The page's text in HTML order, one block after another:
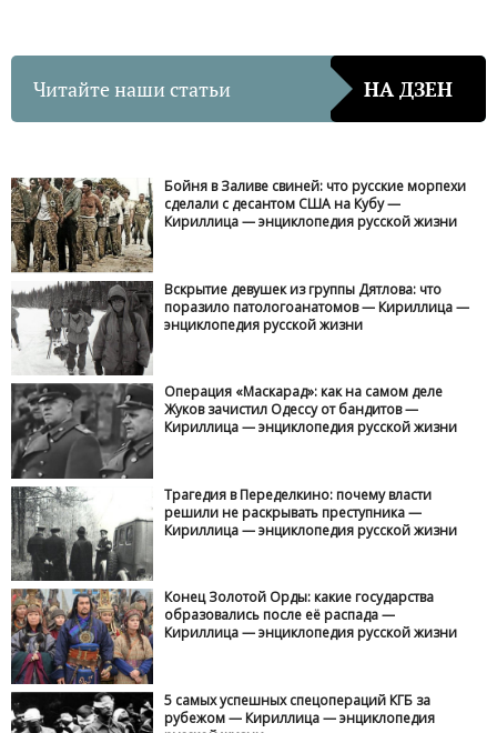
Читайте наши статьи НА ДЗЕН
Бойня в Заливе свиней: что русские морпехи
сделали с десантом США на Кубу —
Кириллица — энциклопедия русской жизни
Вскрытие девушек из группы Дятлова: что
поразило патологоанатомов — Кириллица —
энциклопедия русской жизни
Операция «Маскарад»: как на самом деле
Жуков зачистил Одессу от бандитов —
Кириллица — энциклопедия русской жизни
Трагедия в Переделкино: почему власти
решили не раскрывать преступника —
Кириллица — энциклопедия русской жизни
Конец Золотой Орды: какие государства
образовались после её распада —
Кириллица — энциклопедия русской жизни
5 самых успешных спецопераций КГБ за
рубежом — Кириллица — энциклопедия